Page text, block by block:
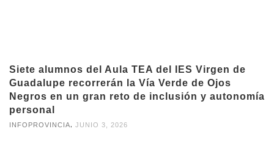
Siete alumnos del Aula TEA del IES Virgen de
Guadalupe recorrerán la Vía Verde de Ojos
Negros en un gran reto de inclusión y autonomía
personal
INFOPROVINCIA JUNIO 3, 2026